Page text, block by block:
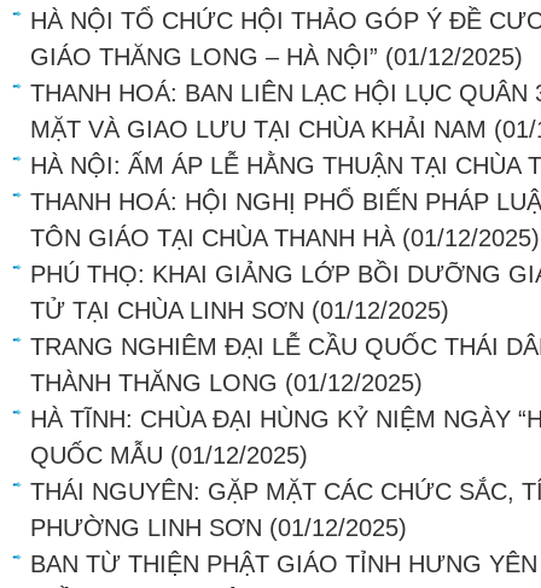
HÀ NỘI TỔ CHỨC HỘI THẢO GÓP Ý ĐỀ
GIÁO THĂNG LONG – HÀ NỘI” (01/12/2025)
THANH HOÁ: BAN LIÊN LẠC HỘI LỤC
MẶT VÀ GIAO LƯU TẠI CHÙA KHẢI NAM
HÀ NỘI: ẤM ÁP LỄ HẰNG THUẬN TẠI CHÙA
THANH HOÁ: HỘI NGHỊ PHỔ BIẾN PHÁP
TÔN GIÁO TẠI CHÙA THANH HÀ (01/12/2025)
PHÚ THỌ: KHAI GIẢNG LỚP BỒI DƯỠNG
TỬ TẠI CHÙA LINH SƠN (01/12/2025)
TRANG NGHIÊM ĐẠI LỄ CẦU QUỐC THÁI
THÀNH THĂNG LONG (01/12/2025)
HÀ TĨNH: CHÙA ĐẠI HÙNG KỶ NIỆM NGÀY
QUỐC MẪU (01/12/2025)
THÁI NGUYÊN: GẶP MẶT CÁC CHỨC SẮC,
PHƯỜNG LINH SƠN (01/12/2025)
BAN TỪ THIỆN PHẬT GIÁO TỈNH HƯNG